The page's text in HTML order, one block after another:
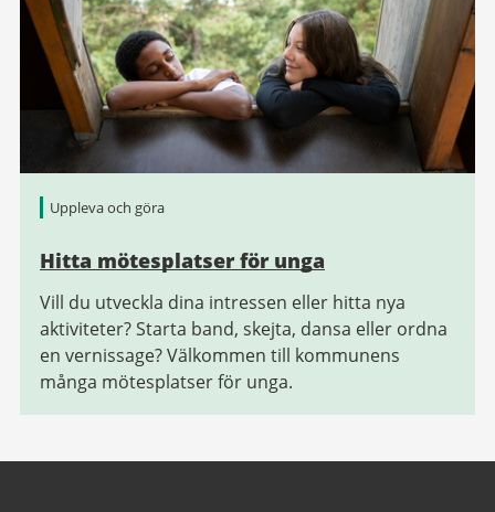
Uppleva och göra
Hitta mötesplatser för unga
Vill du utveckla dina intressen eller hitta nya
aktiviteter? Starta band, skejta, dansa eller ordna
en vernissage? Välkommen till kommunens
många mötesplatser för unga.